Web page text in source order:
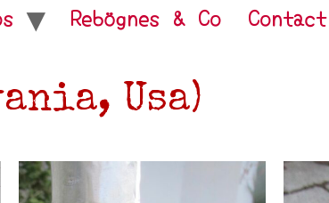
Rebögnes & Co Contact
Usa)